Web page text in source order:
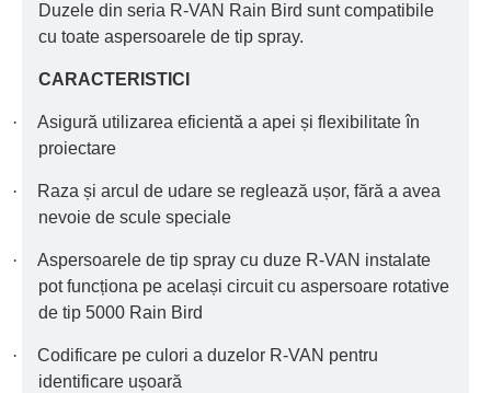
Duzele din seria R-VAN Rain Bird sunt compatibile
cu toate aspersoarele de tip spray.
CARACTERISTICI
·
Asigură utilizarea eficientă a apei și flexibilitate în
proiectare
·
Raza și arcul de udare se reglează ușor, fără a avea
nevoie de scule speciale
·
Aspersoarele de tip spray cu duze R-VAN instalate
pot funcționa pe același circuit cu aspersoare rotative
de tip 5000 Rain Bird
·
Codificare pe culori a duzelor R-VAN pentru
identificare ușoară